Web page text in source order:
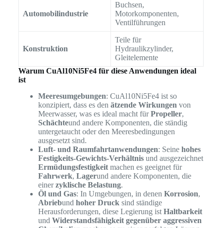
Automobilindustrie
Buchsen,
Motorkomponenten,
Ventilführungen
Konstruktion
Teile für
Hydraulikzylinder,
Gleitelemente
Warum CuAl10Ni5Fe4 für diese Anwendungen ideal
ist
Meeresumgebungen: CuAl10Ni5Fe4 ist so
konzipiert, dass es den ätzende Wirkungen von
Meerwasser, was es ideal macht fürPropeller,
Schächteund andere Komponenten, die ständig
untergetaucht oder den Meeresbedingungen
ausgesetzt sind.
Luft- und Raumfahrtanwendungen: Seine hohes
Festigkeits-Gewichts-Verhältnisund ausgezeichnet
Ermüdungsfestigkeitmachen es geeignet für
Fahrwerk, Lagerund andere Komponenten, die
einerzyklische Belastung.
Öl und Gas: In Umgebungen, in denen Korrosion,
Abriebund hoher Drucksind ständige
Herausforderungen, diese Legierung ist Haltbarkeit
und Widerstandsfähigkeit gegenüber aggressiven